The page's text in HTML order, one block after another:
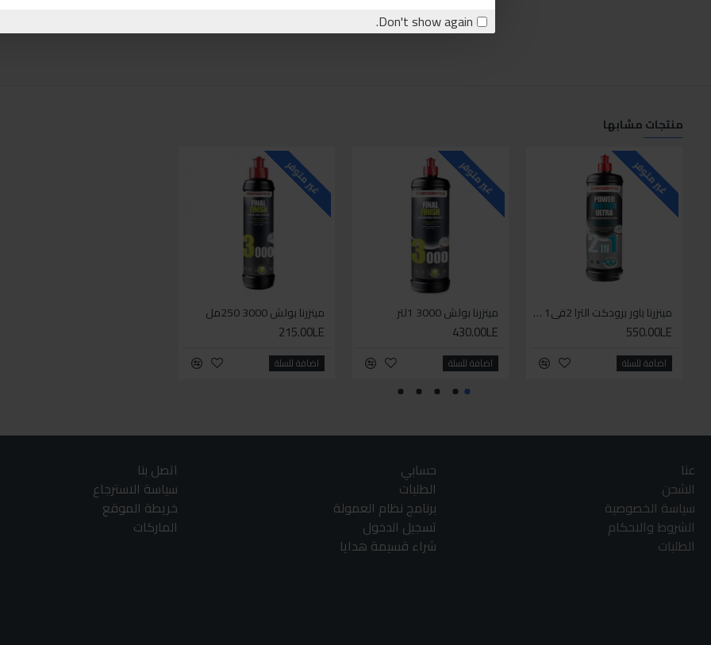
Don't show again.
منتجات مشابها
غير متوفر
مينزرنا باور برودكت الترا 2في1 1لتر
550.00LE
اضافة للسلة
غير متوفر
مينزرنا بولش 3000 1لتر
430.00LE
اضافة للسلة
غير متوفر
مينزرنا بولش 3000 250مل
215.00LE
اضافة للسلة
عنا
الشحن
سياسة الخصوصية
الشروط والاحكام
الطلبات
حسابي
الطلبات
برنامج نظام العمولة
تسجيل الدخول
شراء قسيمة هدايا
اتصل بنا
سياسة الاسترجاع
خريطة الموقع
الماركات